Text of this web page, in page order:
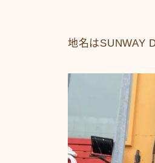
地名はSUNWAY